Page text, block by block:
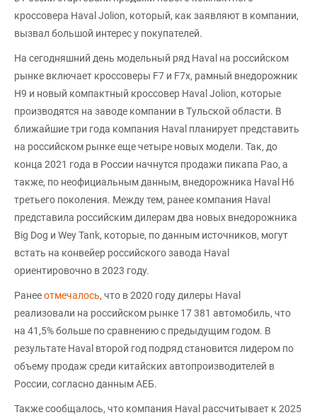
кроссовера Haval Jolion, который, как заявляют в компании,
вызвал большой интерес у покупателей.
На сегодняшний день модельный ряд Haval на российском
рынке включает кроссоверы F7 и F7x, рамный внедорожник
H9 и новый компактный кроссовер Haval Jolion, которые
производятся на заводе компании в Тульской области. В
ближайшие три года компания Haval планирует представить
на российском рынке еще четыре новых модели. Так, до
конца 2021 года в России начнутся продажи пикапа Pao, а
также, по неофициальным данным, внедорожника Haval H6
третьего поколения. Между тем, ранее компания Haval
представила российским дилерам два новых внедорожника
Big Dog и Wey Tank, которые, по данным источников, могут
встать на конвейер российского завода Haval
ориентировочно в 2023 году.
Ранееотмечалось, что в 2020 году дилеры Haval
реализовали на российском рынке 17 381 автомобиль, что
на 41,5% больше по сравнению с предыдущим годом. В
результате Haval второй год подряд становится лидером по
объему продаж среди китайских автопроизводителей в
России, согласно данным АЕБ.
Также сообщалось, что компания Haval рассчитывает к 2025